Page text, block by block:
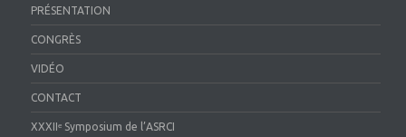
PRÉSENTATION
CONGRÈS
VIDÉO
CONTACT
XXXIIᵉ Symposium de l’ASRCI